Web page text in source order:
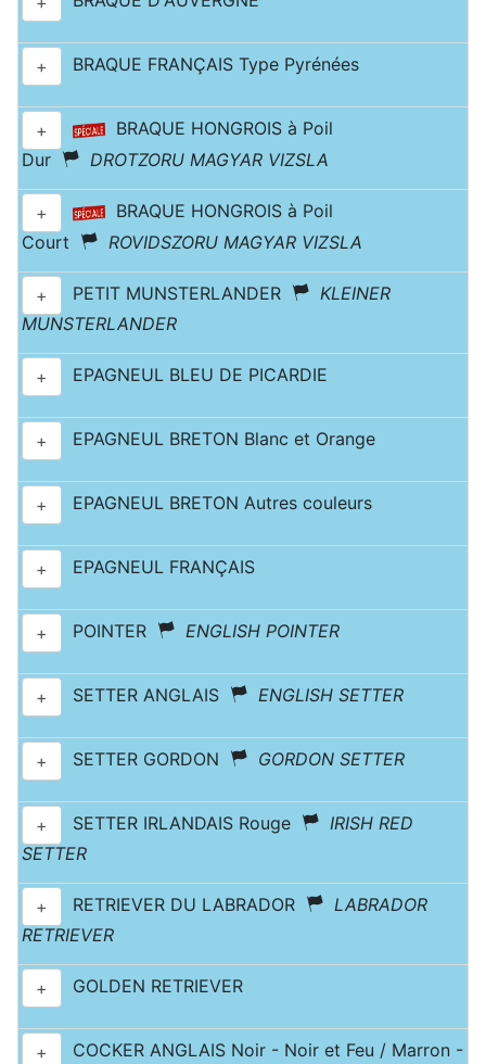
+ BRAQUE FRANÇAIS Type Pyrénées
+
BRAQUE HONGROIS à Poil
Dur
DROTZORU MAGYAR VIZSLA
+
BRAQUE HONGROIS à Poil
Court
ROVIDSZORU MAGYAR VIZSLA
+ PETIT MUNSTERLANDER
KLEINER
MUNSTERLANDER
+ EPAGNEUL BLEU DE PICARDIE
+ EPAGNEUL BRETON Blanc et Orange
+ EPAGNEUL BRETON Autres couleurs
+ EPAGNEUL FRANÇAIS
+ POINTER ENGLISH POINTER
+ SETTER ANGLAIS ENGLISH SETTER
+ SETTER GORDON GORDON SETTER
+ SETTER IRLANDAIS Rouge
IRISH RED
SETTER
+ RETRIEVER DU LABRADOR
LABRADOR
RETRIEVER
+ GOLDEN RETRIEVER
+
COCKER ANGLAIS Noir - Noir et Feu / Marron -